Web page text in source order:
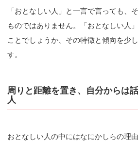
「おとなしい人」と一言で言っても、
ものではありません。「おとなしい人
ことでしょうか、その特徴と傾向を少
す。
周りと距離を置き、自分からは
人
おとなしい人の中にはなにかしらの理